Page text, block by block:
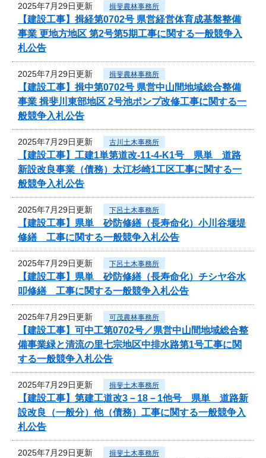
2025年7月29日更新 揖斐農林事務所
【建設工事】揖経第0702号 県営経営体育成基盤整備
事業 更地方地区 第2号第5期工事に関する一般競争入
札公告
2025年7月29日更新 揖斐農林事務所
【建設工事】揖中第0702号 県営中山間地域総合整備
事業 揖斐川東部地区 2号池ポンプ改修工事に関する一
般競争入札公告
2025年7月29日更新 古川土木事務所
【建設工事】工建1単第道改-11-4-K1号 県単 道路
新設改良事業（債務）太江杉崎1工区工事に関する一
般競争入札公告
2025年7月29日更新 下呂土木事務所
【建設工事】県単 砂防修繕（長寿命化）小川谷堰堤
修繕 工事に関する一般競争入札公告
2025年7月29日更新 下呂土木事務所
【建設工事】県単 砂防修繕（長寿命化）チシヤ谷水
叩修繕 工事に関する一般競争入札公告
2025年7月29日更新 可茂農林事務所
【建設工事】可中工第0702号／県営中山間地域総合整
備事業緑と清流の里七宗地区中排水路第1号工事に関
する一般競争入札公告
2025年7月29日更新 揖斐土木事務所
【建設工事】第建工道改3－18－1他号 県単 道路新
設改良（一般分）他（債務）工事に関する一般競争入
札公告
2025年7月29日更新 揖斐土木事務所